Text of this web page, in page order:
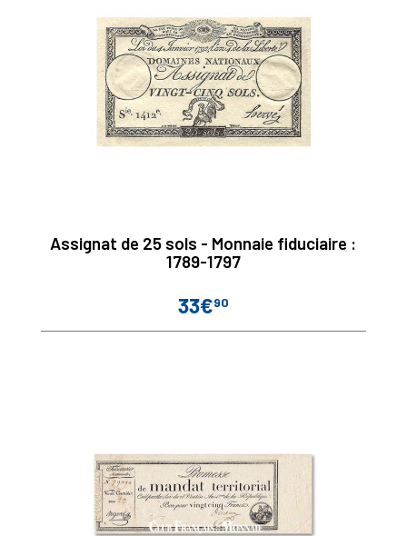
Assignat de 25 sols - Monnaie fiduciaire :
1789-1797
Prix
33€90